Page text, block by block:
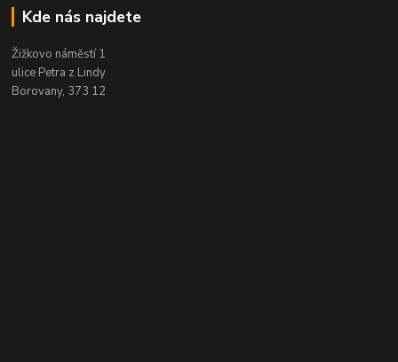
Kde nás najdete
Žižkovo náměstí 1
ulice Petra z Lindy
Borovany, 373 12